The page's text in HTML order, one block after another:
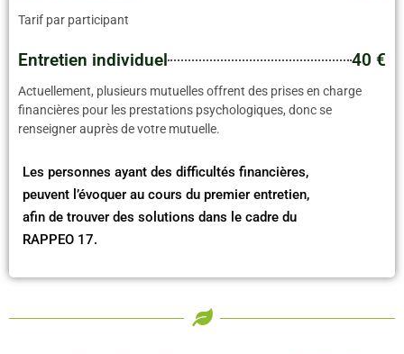
Tarif par participant
Entretien individuel 40 €
Actuellement, plusieurs mutuelles offrent des prises en charge
financières pour les prestations psychologiques, donc se
renseigner auprès de votre mutuelle.
Les personnes ayant des difficultés financières,
peuvent l’évoquer au cours du premier entretien,
afin de trouver des solutions dans le cadre du
RAPPEO 17.